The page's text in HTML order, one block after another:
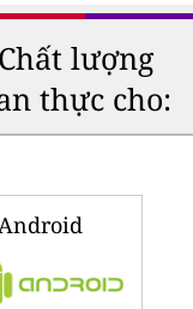
lượng
thực cho: